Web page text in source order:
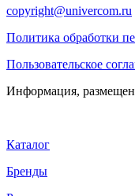
copyright@univercom.ru
Политика обработки
Пользовательское
Информация,
Каталог
Бренды